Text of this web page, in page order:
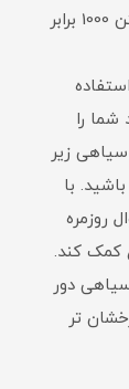
ماده ای است که می تواند به جذب و نگه داشتن 1000 برابر
را
زیر
با
روزمره
کمک کند.
دور
تر